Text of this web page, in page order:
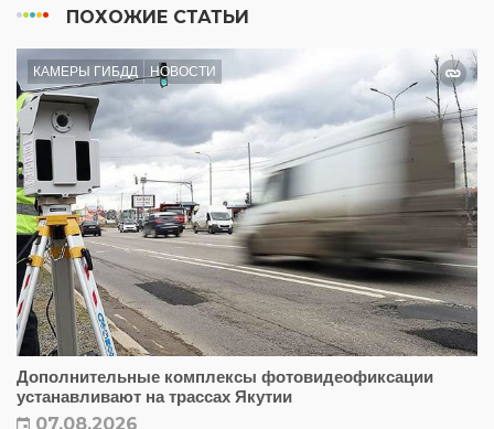
ПОХОЖИЕ СТАТЬИ
КАМЕРЫ ГИБДД НОВОСТИ
Дополнительные комплексы фотовидеофиксации
устанавливают на трассах Якутии
07.08.2026